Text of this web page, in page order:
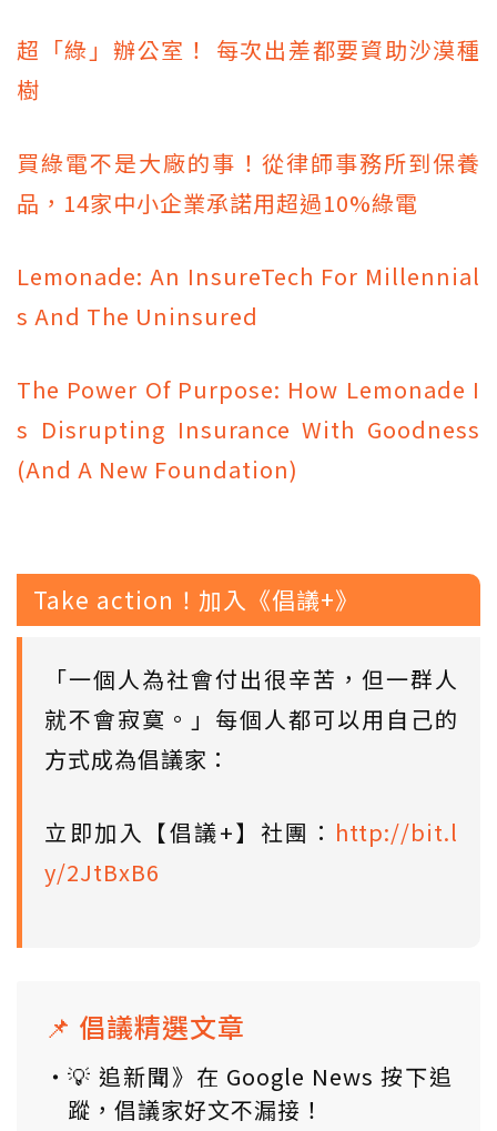
超「綠」辦公室！ 每次出差都要資助沙漠種
樹
買綠電不是大廠的事！從律師事務所到保養
品，14家中小企業承諾用超過10%綠電
Lemonade: An InsureTech For Millennial
s And The Uninsured
The Power Of Purpose: How Lemonade I
s Disrupting Insurance With Goodness
(And A New Foundation)
Take action！加入《倡議+》
「一個人為社會付出很辛苦，但一群人
就不會寂寞。」每個人都可以用自己的
方式成為倡議家：
立即加入【倡議+】社團： http://bit.l
y/2JtBxB6
📌 倡議精選文章
💡 追新聞》在 Google News 按下追
蹤，倡議家好文不漏接！